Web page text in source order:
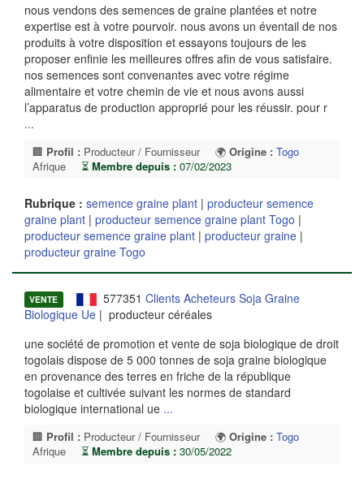
nous vendons des semences de graine plantées et notre
expertise est à votre pourvoir. nous avons un éventail de nos
produits à votre disposition et essayons toujours de les
proposer enfinie les meilleures offres afin de vous satisfaire.
nos semences sont convenantes avec votre régime
alimentaire et votre chemin de vie et nous avons aussi
l’apparatus de production approprié pour les réussir. pour r
...
🏢 Profil : Producteur / Fournisseur 🌍 Origine : Togo
Afrique
⏳ Membre depuis : 07/02/2023
Rubrique : semence graine plant | producteur semence
graine plant | producteur semence graine plant Togo |
producteur semence graine plant | producteur graine |
producteur graine Togo
VENTE 577351 Clients Acheteurs Soja Graine
Biologique Ue | producteur céréales
une société de promotion et vente de soja biologique de droit
togolais dispose de 5 000 tonnes de soja graine biologique
en provenance des terres en friche de la république
togolaise et cultivée suivant les normes de standard
biologique international ue ...
🏢 Profil : Producteur / Fournisseur 🌍 Origine : Togo
Afrique
⏳ Membre depuis : 30/05/2022